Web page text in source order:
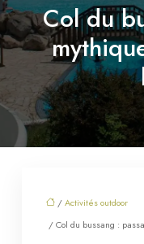
Col du
/Activités outdoor
/ Col du bussang :